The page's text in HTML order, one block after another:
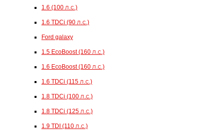
1.6 (100 л.с.)
1.6 TDCi (90 л.с.)
Ford galaxy
1.5 EcoBoost (160 л.с.)
1.6 EcoBoost (160 л.с.)
1.6 TDCi (115 л.с.)
1.8 TDCi (100 л.с.)
1.8 TDCi (125 л.с.)
1.9 TDI (110 л.с.)